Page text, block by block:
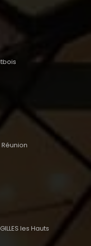
Réunion
les Hauts